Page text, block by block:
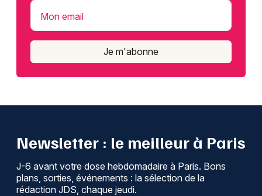
Mon email
Je m'abonne
Newsletter : le meilleur à Paris
J-6 avant votre dose hebdomadaire à Paris. Bons
plans, sorties, événements : la sélection de la
rédaction JDS, chaque jeudi.